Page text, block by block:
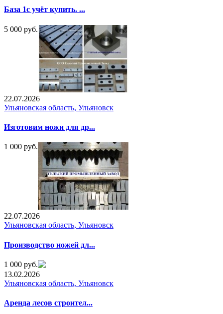
База 1с учёт купить. ...
5 000 руб.
22.07.2026
Ульяновская область, Ульяновск
Изготовим ножи для др...
1 000 руб.
22.07.2026
Ульяновская область, Ульяновск
Производство ножей дл...
1 000 руб.
13.02.2026
Ульяновская область, Ульяновск
Аренда лесов строител...